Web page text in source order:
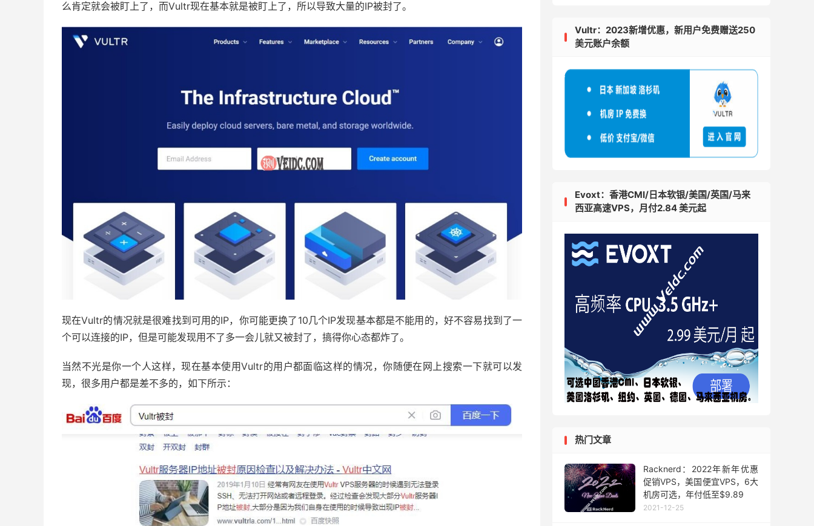
么肯定就会被盯上了，而Vultr现在基本就是被盯上了，所以导致大量的IP被封了。
现在Vultr的情况就是很难找到可用的IP，你可能更换了10几个IP发现基本都是不能用的，好不容易找到了一
个可以连接的IP，但是可能发现用不了多一会儿就又被封了，搞得你心态都炸了。
当然不光是你一个人这样，现在基本使用Vultr的用户都面临这样的情况，你随便在网上搜索一下就可以发
现，很多用户都是差不多的，如下所示：
Vultr：2023新增优惠，新用户免费赠送250
美元账户余额
Evoxt：香港CMI/日本软银/美国/英国/马来
西亚高速VPS，月付2.84 美元起
热门文章
Racknerd：2022年新年优惠
促销VPS，美国便宜VPS，6大
机房可选，年付低至$9.89
2021-12-25